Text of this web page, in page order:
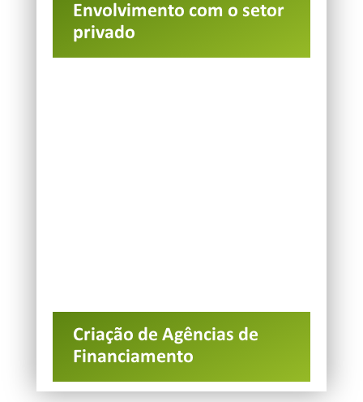
Envolvimento com o setor
privado
Criação de Agências de
Financiamento